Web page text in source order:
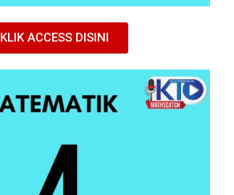
KLIK ACCESS DISINI